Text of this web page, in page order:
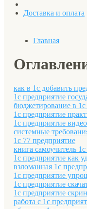
Доставка и оплата
Главная
как в 1с добавить
1с предприятие
бюджетирование в
1с предприятие
1с предприятие
системные
1с 77 предприятие
книга самоучитель
1с предприятие как
взломанная 1с
1с предприятие
1с предприятие
1с предприятие
работа с 1с